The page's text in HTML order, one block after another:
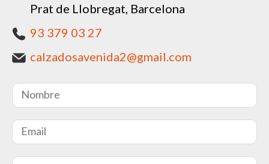
Prat de Llobregat, Barcelona
93 379 03 27
calzadosavenida2@gmail.com